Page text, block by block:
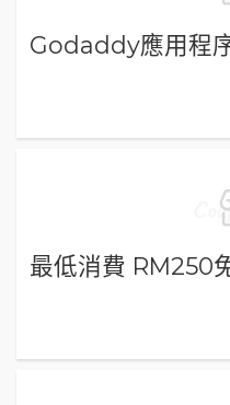
Godaddy應用程
最低消費 RM250